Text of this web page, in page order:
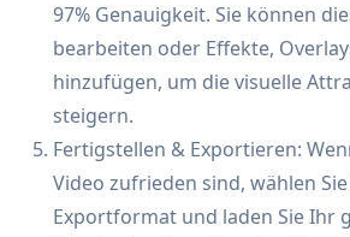
97% Genauigkeit. Sie können
bearbeiten oder Effekte,
hinzufügen, um die visuelle
steigern.
Fertigstellen & Exportieren:
Video zufrieden sind, wählen
Exportformat und laden Sie Ihr